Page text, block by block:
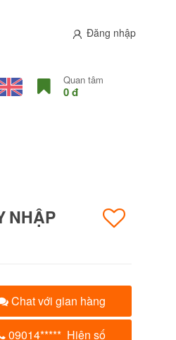
Đăng nhập
Quan tâm
0 đ
NHẬP
Chat với gian hàng
09014***** Hiện số